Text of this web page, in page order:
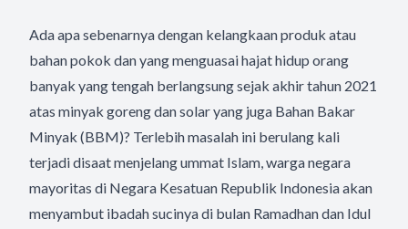
Ada apa sebenarnya dengan kelangkaan produk atau
bahan pokok dan yang menguasai hajat hidup orang
banyak yang tengah berlangsung sejak akhir tahun 2021
atas minyak goreng dan solar yang juga Bahan Bakar
Minyak (BBM)? Terlebih masalah ini berulang kali
terjadi disaat menjelang ummat Islam, warga negara
mayoritas di Negara Kesatuan Republik Indonesia akan
menyambut ibadah sucinya di bulan Ramadhan dan Idul